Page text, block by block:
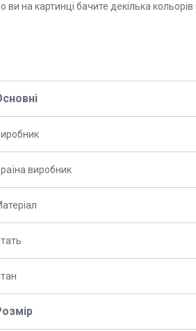
ви на картинці бачите декілька
виробник